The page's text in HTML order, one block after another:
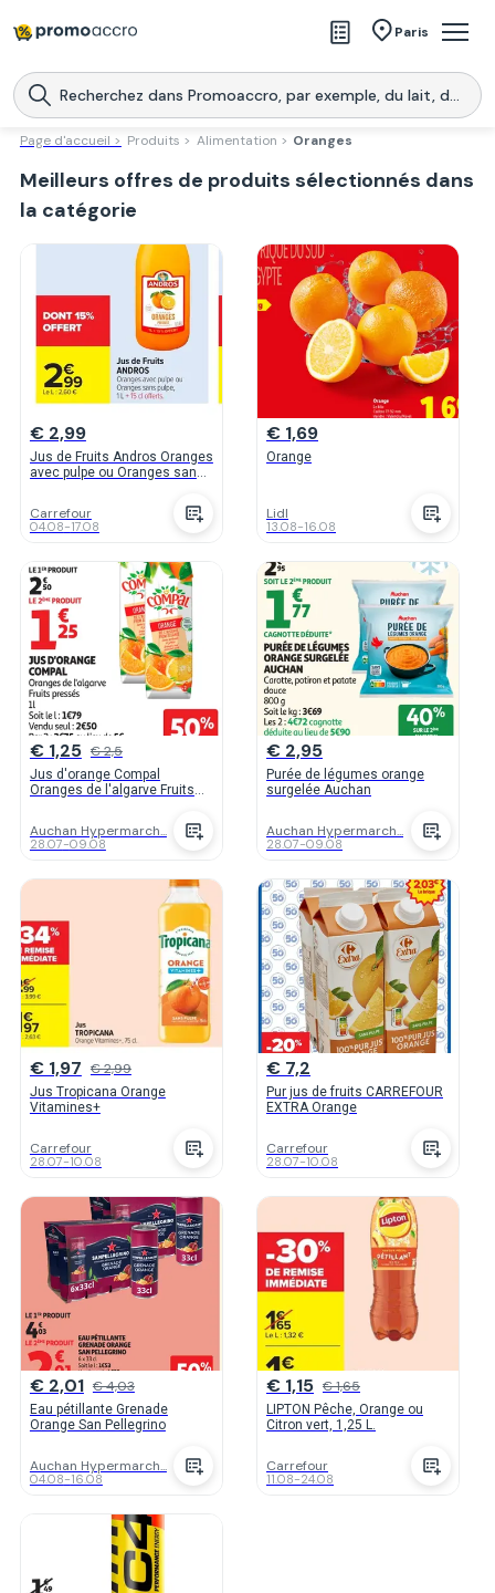
Paris
Magasins
Produits
Télécharge l’application
Promoaccro
Télécharger
Page d'accueil > Produits > Alimentation > Oranges
Meilleurs offres de produits sélectionnés dans
la catégorie
€ 2,99
Jus de Fruits Andros Oranges
avec pulpe ou Oranges sans
Carrefour
04.08-17.08
€ 1,69
Orange
Lidl
13.08-16.08
€ 1,25 € 2,5
Jus d'orange Compal
Oranges de l'algarve Fruits
Auchan Hypermarch...
28.07-09.08
€ 2,95
Purée de légumes orange
surgelée Auchan
Auchan Hypermarch...
28.07-09.08
€ 1,97 € 2,99
Jus Tropicana Orange
Vitamines+
Carrefour
28.07-10.08
€ 7,2
Pur jus de fruits CARREFOUR
EXTRA Orange
Carrefour
28.07-10.08
€ 2,01 € 4,03
Eau pétillante Grenade
Orange San Pellegrino
Auchan Hypermarch...
04.08-16.08
€ 1,15 € 1,65
LIPTON Pêche, Orange ou
Citron vert, 1,25 L.
Carrefour
11.08-24.08